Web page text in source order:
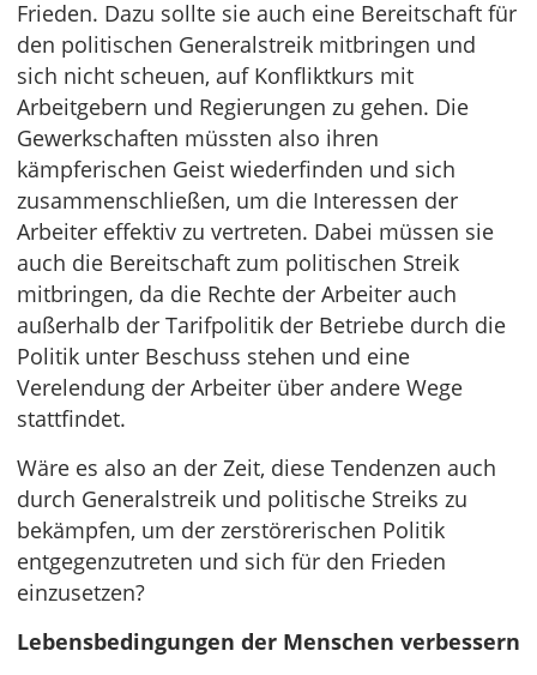
Frieden. Dazu sollte sie auch eine Bereitschaft für
den politischen Generalstreik mitbringen und
sich nicht scheuen, auf Konfliktkurs mit
Arbeitgebern und Regierungen zu gehen. Die
Gewerkschaften müssten also ihren
kämpferischen Geist wiederfinden und sich
zusammenschließen, um die Interessen der
Arbeiter effektiv zu vertreten. Dabei müssen sie
auch die Bereitschaft zum politischen Streik
mitbringen, da die Rechte der Arbeiter auch
außerhalb der Tarifpolitik der Betriebe durch die
Politik unter Beschuss stehen und eine
Verelendung der Arbeiter über andere Wege
stattfindet.
Wäre es also an der Zeit, diese Tendenzen auch
durch Generalstreik und politische Streiks zu
bekämpfen, um der zerstörerischen Politik
entgegenzutreten und sich für den Frieden
einzusetzen?
Lebensbedingungen der Menschen verbessern